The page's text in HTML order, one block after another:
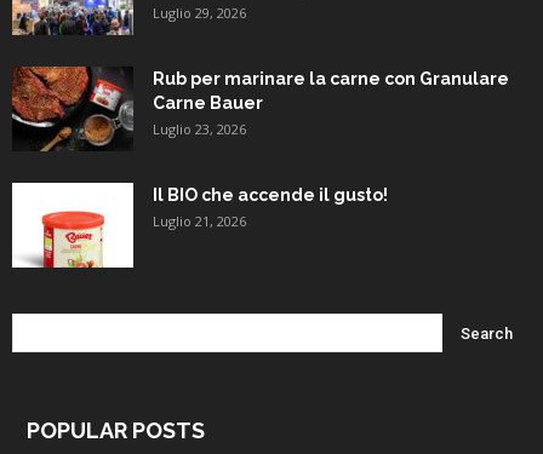
Luglio 29, 2026
Rub per marinare la carne con Granulare
Carne Bauer
Luglio 23, 2026
Il BIO che accende il gusto!
Luglio 21, 2026
POPULAR POSTS